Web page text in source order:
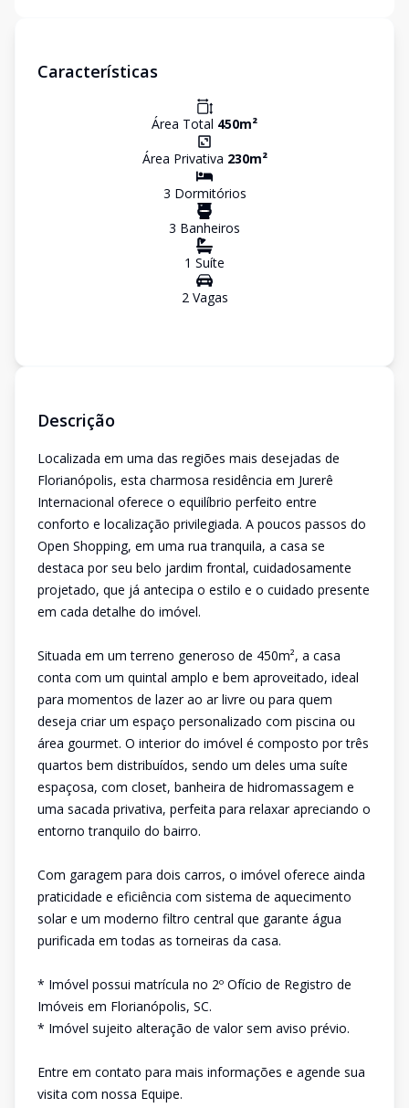
Características
Área Total 450m²
Área Privativa 230m²
3 Dormitórios
3 Banheiros
1 Suíte
2Vagas
Descrição
Localizada em uma das regiões mais desejadas de
Florianópolis, esta charmosa residência em Jurerê
Internacional oferece o equilíbrio perfeito entre
conforto e localização privilegiada. A poucos passos do
Open Shopping, em uma rua tranquila, a casa se
destaca por seu belo jardim frontal, cuidadosamente
projetado, que já antecipa o estilo e o cuidado presente
em cada detalhe do imóvel.
Situada em um terreno generoso de 450m², a casa
conta com um quintal amplo e bem aproveitado, ideal
para momentos de lazer ao ar livre ou para quem
deseja criar um espaço personalizado com piscina ou
área gourmet. O interior do imóvel é composto por três
quartos bem distribuídos, sendo um deles uma suíte
espaçosa, com closet, banheira de hidromassagem e
uma sacada privativa, perfeita para relaxar apreciando o
entorno tranquilo do bairro.
Com garagem para dois carros, o imóvel oferece ainda
praticidade e eficiência com sistema de aquecimento
solar e um moderno filtro central que garante água
purificada em todas as torneiras da casa.
* Imóvel possui matrícula no 2º Ofício de Registro de
Imóveis em Florianópolis, SC.
* Imóvel sujeito alteração de valor sem aviso prévio.
Entre em contato para mais informações e agende sua
visita com nossa Equipe.